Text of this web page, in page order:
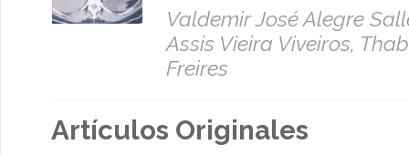
Valdemir José Alegre
Assis Vieira Viveiros,
Freires
Artículos Originales